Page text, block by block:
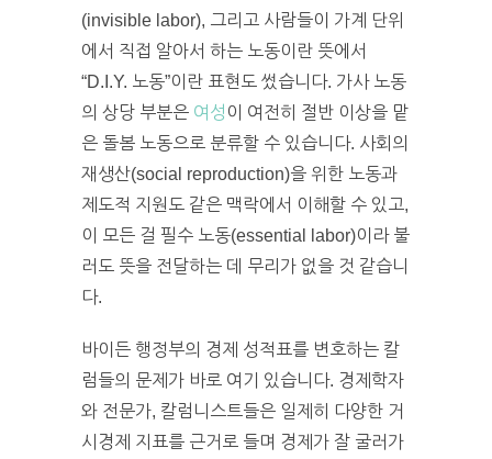
(invisible labor), 그리고 사람들이 가계 단위
에서 직접 알아서 하는 노동이란 뜻에서
“D.I.Y. 노동”이란 표현도 썼습니다. 가사 노동
의 상당 부분은 여성 이 여전히 절반 이상을 맡
은 돌봄 노동으로 분류할 수 있습니다. 사회의
재생산(social reproduction)을 위한 노동과
제도적 지원도 같은 맥락에서 이해할 수 있고,
이 모든 걸 필수 노동(essential labor)이라 불
러도 뜻을 전달하는 데 무리가 없을 것 같습니
다.
바이든 행정부의 경제 성적표를 변호하는 칼
럼들의 문제가 바로 여기 있습니다. 경제학자
와 전문가, 칼럼니스트들은 일제히 다양한 거
시경제 지표를 근거로 들며 경제가 잘 굴러가